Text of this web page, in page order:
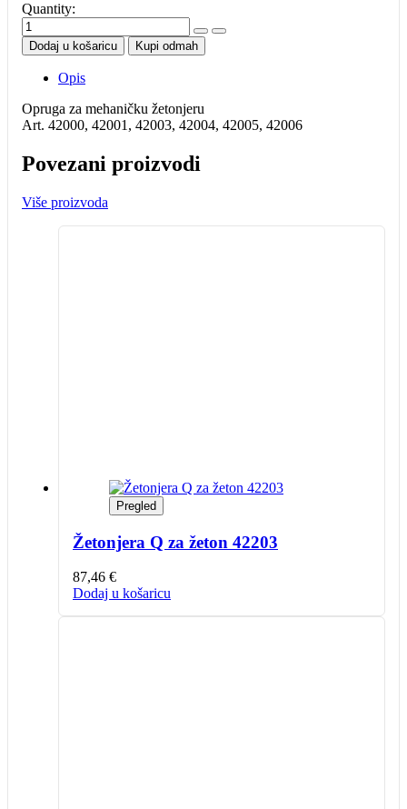
Quantity:
Opruga
žetonjere
Q
7mm
količina
Dodaj u košaricu Kupi odmah
Opis
Opruga za mehaničku žetonjeru
Art. 42000, 42001, 42003, 42004, 42005, 42006
Povezani proizvodi
Više proizvoda
Pregled
Žetonjera Q za žeton 42203
87,46 €
Dodaj u košaricu